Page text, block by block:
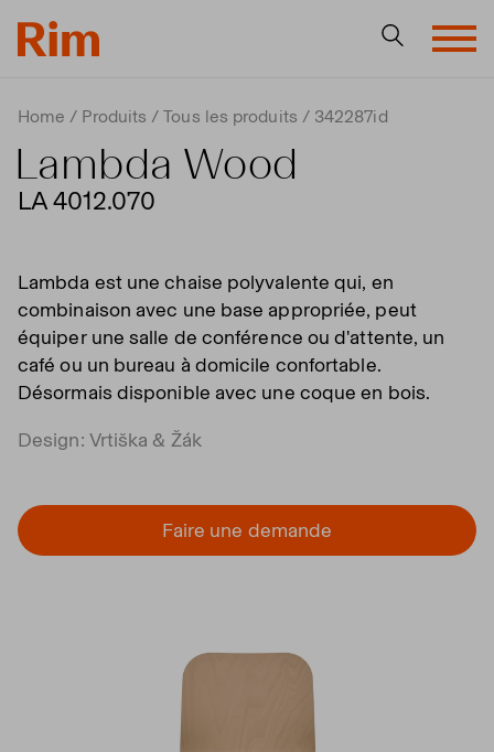
Home Produits Tous les produits 342287id
Lambda Wood
LA 4012.070
Lambda est une chaise polyvalente qui, en
combinaison avec une base appropriée, peut
équiper une salle de conférence ou d'attente, un
café ou un bureau à domicile confortable.
Désormais disponible avec une coque en bois.
Design: Vrtiška & Žák
Faire une demande